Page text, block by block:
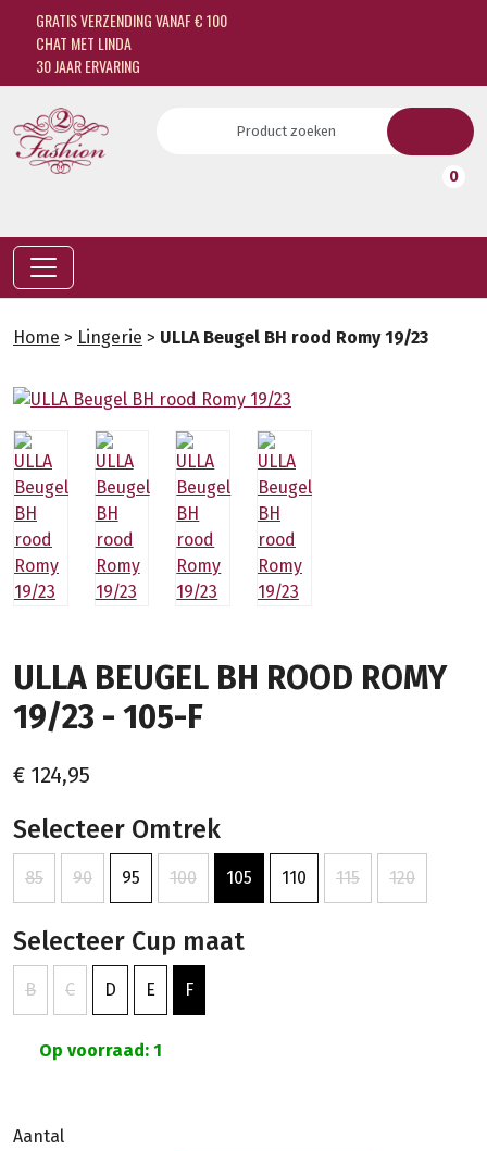
GRATIS VERZENDING VANAF € 100
CHAT MET LINDA
30 JAAR ERVARING
0
Home > Lingerie > ULLA Beugel BH rood Romy 19/23
ULLA BEUGEL BH ROOD ROMY
19/23 - 105-F
€ 124,95
Selecteer Omtrek
85 90 95 100 105 110 115 120
Selecteer Cup maat
B C D E F
Op voorraad: 1
Aantal